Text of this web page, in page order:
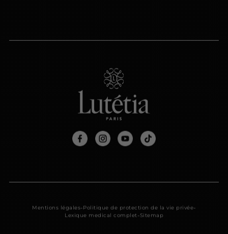
Mentions légales-Politique de protection de la vie privée-
Lexique medical complet -Sitemap